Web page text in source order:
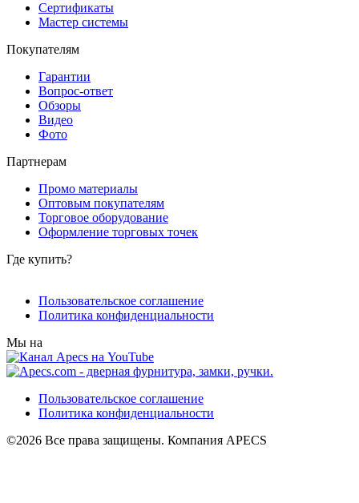
Сертификаты
Мастер системы
Покупателям
Гарантии
Вопрос-ответ
Обзоры
Видео
Фото
Партнерам
Промо материалы
Оптовым покупателям
Торговое оборудование
Оформление торговых точек
Где купить?
Пользовательское соглашение
Политика конфиденциальности
Мы на
Пользовательское соглашение
Политика конфиденциальности
©2026 Все права защищены. Компания APECS